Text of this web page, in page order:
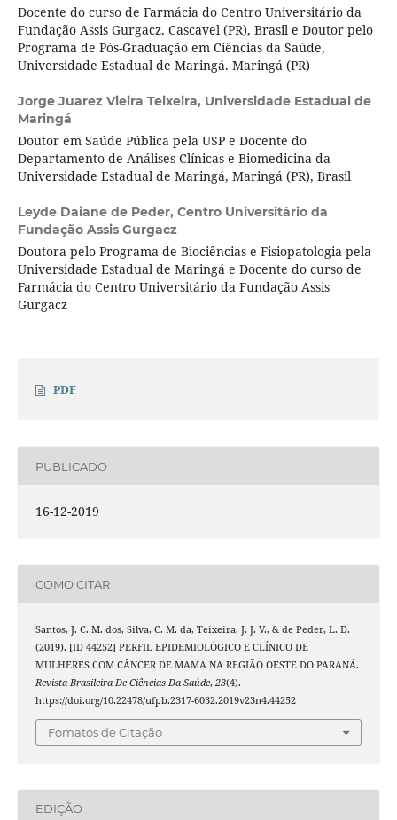
Docente do curso de Farmácia do Centro Universitário da
Fundação Assis Gurgacz. Cascavel (PR), Brasil e Doutor pelo
Programa de Pós-Graduação em Ciências da Saúde,
Universidade Estadual de Maringá. Maringá (PR)
Jorge Juarez Vieira Teixeira, Universidade Estadual de
Maringá
Doutor em Saúde Pública pela USP e Docente do
Departamento de Análises Clínicas e Biomedicina da
Universidade Estadual de Maringá, Maringá (PR), Brasil
Leyde Daiane de Peder, Centro Universitário da
Fundação Assis Gurgacz
Doutora pelo Programa de Biociências e Fisiopatologia pela
Universidade Estadual de Maringá e Docente do curso de
Farmácia do Centro Universitário da Fundação Assis
Gurgacz
PDF
PUBLICADO
16-12-2019
COMO CITAR
Santos, J. C. M. dos, Silva, C. M. da, Teixeira, J. J. V., & de Peder, L. D.
(2019). [ID 44252] PERFIL EPIDEMIOLÓGICO E CLÍNICO DE
MULHERES COM CÂNCER DE MAMA NA REGIÃO OESTE DO PARANÁ.
Revista Brasileira De Ciências Da Saúde, 23(4).
https://doi.org/10.22478/ufpb.2317-6032.2019v23n4.44252
Fomatos de Citação
EDIÇÃO